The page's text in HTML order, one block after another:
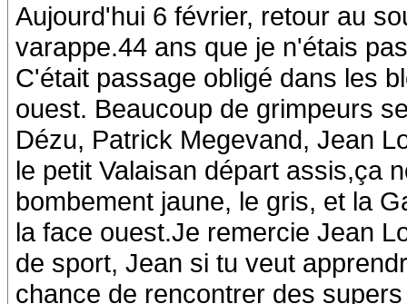
Aujourd'hui 6 février, retour au
varappe.44 ans que je n'étais
C'était passage obligé dans les
ouest. Beaucoup de grimpeurs
Dézu, Patrick Megevand, Jean
le petit Valaisan départ assis,ça
bombement jaune, le gris, et la
la face ouest.Je remercie Jean
de sport, Jean si tu veut
chance de rencontrer des